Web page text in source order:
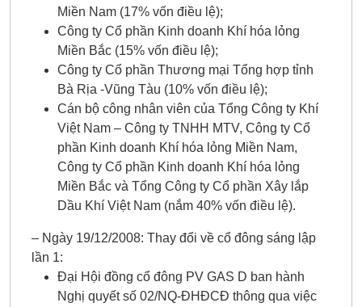
Miền Nam (17% vốn điều lệ);
Công ty Cổ phần Kinh doanh Khí hóa lỏng
Miền Bắc (15% vốn điều lệ);
Công ty Cổ phần Thương mại Tổng hợp tỉnh
Bà Rịa -Vũng Tàu (10% vốn điều lệ);
Cán bộ công nhân viên của Tổng Công ty Khí
Việt Nam – Công ty TNHH MTV, Công ty Cổ
phần Kinh doanh Khí hóa lỏng Miền Nam,
Công ty Cổ phần Kinh doanh Khí hóa lỏng
Miền Bắc và Tổng Công ty Cổ phần Xây lắp
Dầu Khí Việt Nam (nắm 40% vốn điều lệ).
– Ngày 19/12/2008: Thay đổi về cổ đông sáng lập
lần 1:
Đại Hội đồng cổ đông PV GAS D ban hành
Nghị quyết số 02/NQ-ĐHĐCĐ thông qua việc